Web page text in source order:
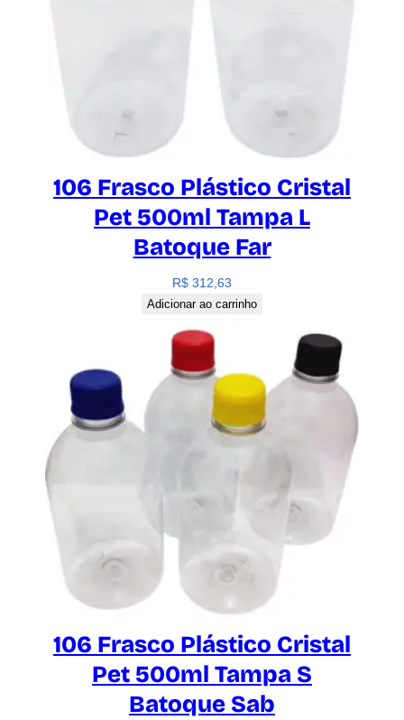
106 Frasco Plástico Cristal
Pet 500ml Tampa L
Batoque Far
R$ 312,63
Adicionar ao carrinho
106 Frasco Plástico Cristal
Pet 500ml Tampa S
Batoque Sab